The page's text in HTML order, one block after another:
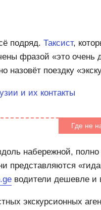
подряд. Таксист,
фразой «это очень
назовёт поездку
и их контакты
Где не
набережной,
представляются
водители дешевле и
экскурсионных